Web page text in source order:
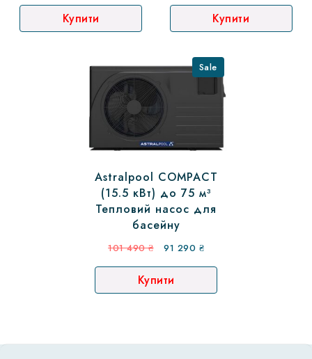
Купити
388
875 ₴.
000
Купити
Sale
Astralpool COMPACT
(15.5 кВт) до 75 м³
Тепловий насос для
басейну
101 490₴
Оригінальна
ціна:
101
490 ₴.
91 290 ₴Поточна
ціна:
290 ₴.
Купити